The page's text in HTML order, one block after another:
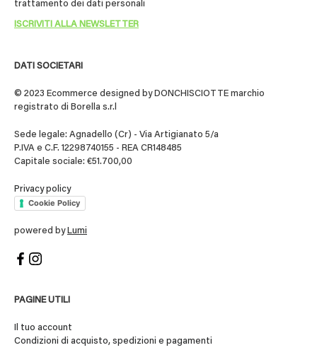
DATI SOCIETARI
© 2023 Ecommerce designed by DONCHISCIOTTE marchio
registrato di Borella s.r.l
Sede legale: Agnadello (Cr) - Via Artigianato 5/a
P.IVA e C.F. 12298740155 - REA CR148485
Capitale sociale: €51.700,00
Privacy policy
Cookie Policy
powered by Lumi
PAGINE UTILI
Il tuo account
Condizioni di acquisto, spedizioni e pagamenti
trattamento dei dati personali